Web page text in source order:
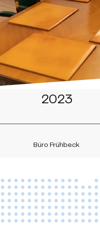
2023
Büro Frühbeck